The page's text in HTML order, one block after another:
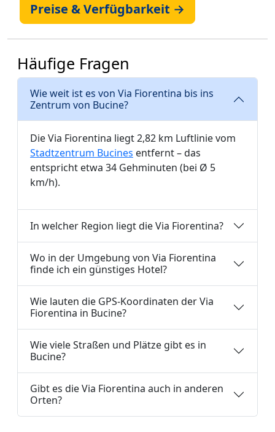
Preise & Verfügbarkeit →
Häufige Fragen
Wie weit ist es von Via Fiorentina bis ins
Zentrum von Bucine?
Die Via Fiorentina liegt 2,82 km Luftlinie vom
Stadtzentrum Bucines entfernt – das
entspricht etwa 34 Gehminuten (bei Ø 5
km/h).
In welcher Region liegt die Via Fiorentina?
Wo in der Umgebung von Via Fiorentina
finde ich ein günstiges Hotel?
Wie lauten die GPS-Koordinaten der Via
Fiorentina in Bucine?
Wie viele Straßen und Plätze gibt es in
Bucine?
Gibt es die Via Fiorentina auch in anderen
Orten?